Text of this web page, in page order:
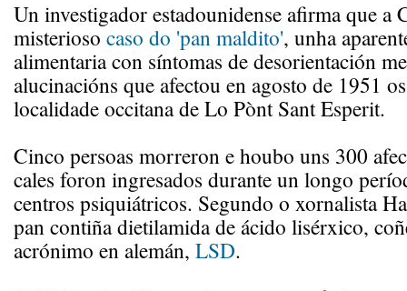
Un investigador estadounidense afirma que a
misterioso caso do 'pan maldito', unha
alimentaria con síntomas de desorientación
alucinacións que afectou en agosto de 1951
localidade occitana de Lo Pònt Sant Esperit.
Cinco persoas morreron e houbo uns 300
cales foron ingresados durante un longo
centros psiquiátricos. Segundo o xornalista
pan contiña dietilamida de ácido lisérxico,
acrónimo en alemán, LSD.